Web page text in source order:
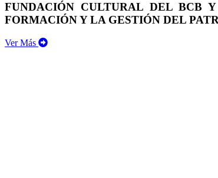
FUNDACIÓN CULTURAL DEL BCB
FORMACIÓN Y LA GESTIÓN DEL
Ver Más